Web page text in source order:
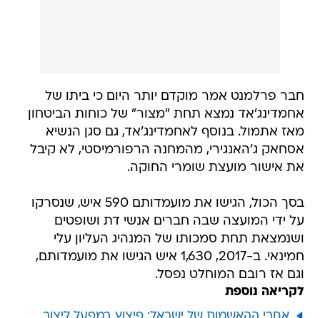
חבר פרלמנט אמר מוקדם יותר היום כי ביתו של
אחמדינג'אד נמצא תחת "מצור" של כוחות הביטחון
מאז אתמול. בנוסף לאחמדינג'אד, גם סגן הנשיא
אסחאק ג'האנגירי, מהמחנה הרפורמיסטי, לא קיבל
את אישור מועצת שומרי החוקה.
בסך הכול, הגישו את מועמדותם 590 איש, שנסרקו
על ידי המועצה שבה חברים אנשי דת ושופטים
ושנמצאת תחת סמכותו של המנהיג העליון עלי
חמינאי. ב-2017, 1,630 איש הגישו את מועמדותם,
וגם אז רובם המוחלט נפסל.
לקריאה נוספת